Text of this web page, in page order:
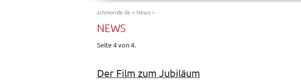
schmorrde.de> News>
NEWS
Seite 4 von 4.
Der Film zum Jubiläum